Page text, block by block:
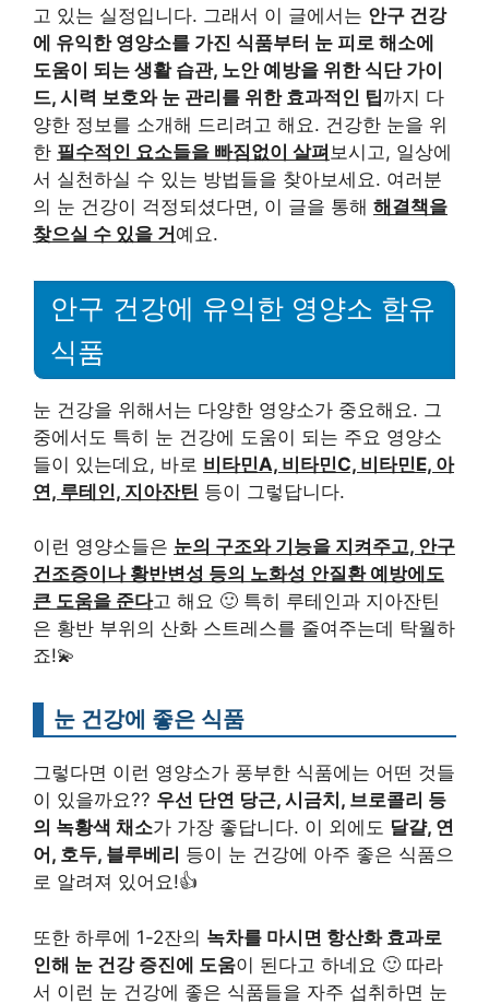
고 있는 실정입니다. 그래서 이 글에서는 안구 건강
에 유익한 영양소를 가진 식품부터 눈 피로 해소에
도움이 되는 생활 습관, 노안 예방을 위한 식단 가이
드, 시력 보호와 눈 관리를 위한 효과적인 팁까지 다
양한 정보를 소개해 드리려고 해요. 건강한 눈을 위
한 필수적인 요소들을 빠짐없이 살펴 보시고, 일상에
서 실천하실 수 있는 방법들을 찾아보세요. 여러분
의 눈 건강이 걱정되셨다면, 이 글을 통해 해결책을
찾으실 수 있을 거예요.
안구 건강에 유익한 영양소 함유
식품
눈 건강을 위해서는 다양한 영양소가 중요해요. 그
중에서도 특히 눈 건강에 도움이 되는 주요 영양소
들이 있는데요, 바로 비타민A, 비타민C, 비타민E, 아
연, 루테인, 지아잔틴 등이 그렇답니다.
이런 영양소들은 눈의 구조와 기능을 지켜주고, 안구
건조증이나 황반변성 등의 노화성 안질환 예방에도
큰 도움을 준다고 해요 🙂 특히 루테인과 지아잔틴
은 황반 부위의 산화 스트레스를 줄여주는데 탁월하
죠!💫
눈 건강에 좋은 식품
그렇다면 이런 영양소가 풍부한 식품에는 어떤 것들
이 있을까요?? 우선 단연 당근, 시금치, 브로콜리 등
의 녹황색 채소가 가장 좋답니다. 이 외에도 달걀, 연
어, 호두, 블루베리 등이 눈 건강에 아주 좋은 식품으
로 알려져 있어요!👍
또한 하루에 1-2잔의 녹차를 마시면 항산화 효과로
인해 눈 건강 증진에 도움이 된다고 하네요 🙂 따라
서 이런 눈 건강에 좋은 식품들을 자주 섭취하면 눈